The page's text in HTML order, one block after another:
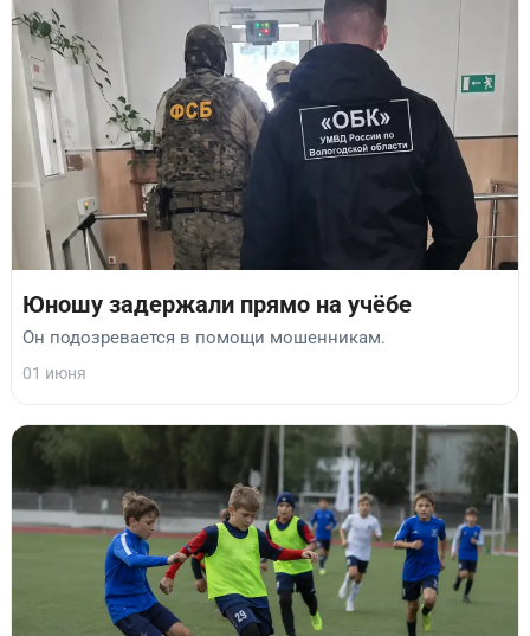
Юношу задержали прямо на учёбе
Он подозревается в помощи мошенникам.
01 июня